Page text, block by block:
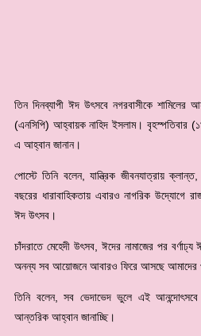
তিন দিনব্যাপী ঈদ উৎসবে নগরবাসীকে শামিলের
(এনসিপি) আহ্বায়ক নাহিদ ইসলাম। বৃহস্পতিবার
এ আহ্বান জানান।
পোস্টে তিনি বলেন, যান্ত্রিক জীবনযাত্রায়
বছরের ধারাবাহিকতায় এবারও নাগরিক উদ্যোগে
ঈদ উৎসব।
চাঁদরাতে মেহেদী উৎসব, ঈদের নামাজের পর
অনন্য সব আয়োজনে আবারও ফিরে আসছে আমাদের
তিনি বলেন, সব ভেদাভেদ ভুলে এই
আন্তরিক আহ্বান জানাচ্ছি।